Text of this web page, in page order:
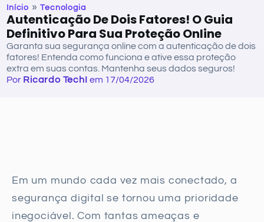
Início »Tecnologia
Autenticação De Dois Fatores! O Guia
Definitivo Para Sua Proteção Online
Garanta sua segurança online com a autenticação de dois
fatores! Entenda como funciona e ative essa proteção
extra em suas contas. Mantenha seus dados seguros!
Por Ricardo TechI em 17/04/2026
Em um mundo cada vez mais conectado, a
segurança digital se tornou uma prioridade
inegociável. Com tantas ameaças e